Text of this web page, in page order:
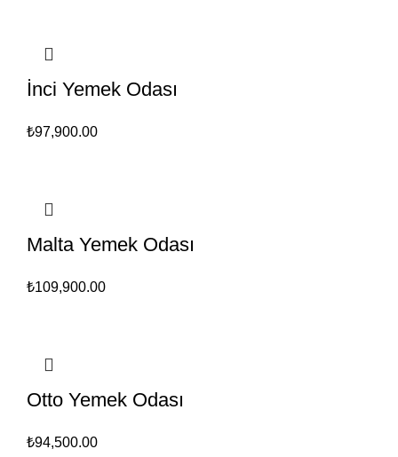
İnci Yemek Odası
₺97,900.00
Malta Yemek Odası
₺109,900.00
Otto Yemek Odası
₺94,500.00